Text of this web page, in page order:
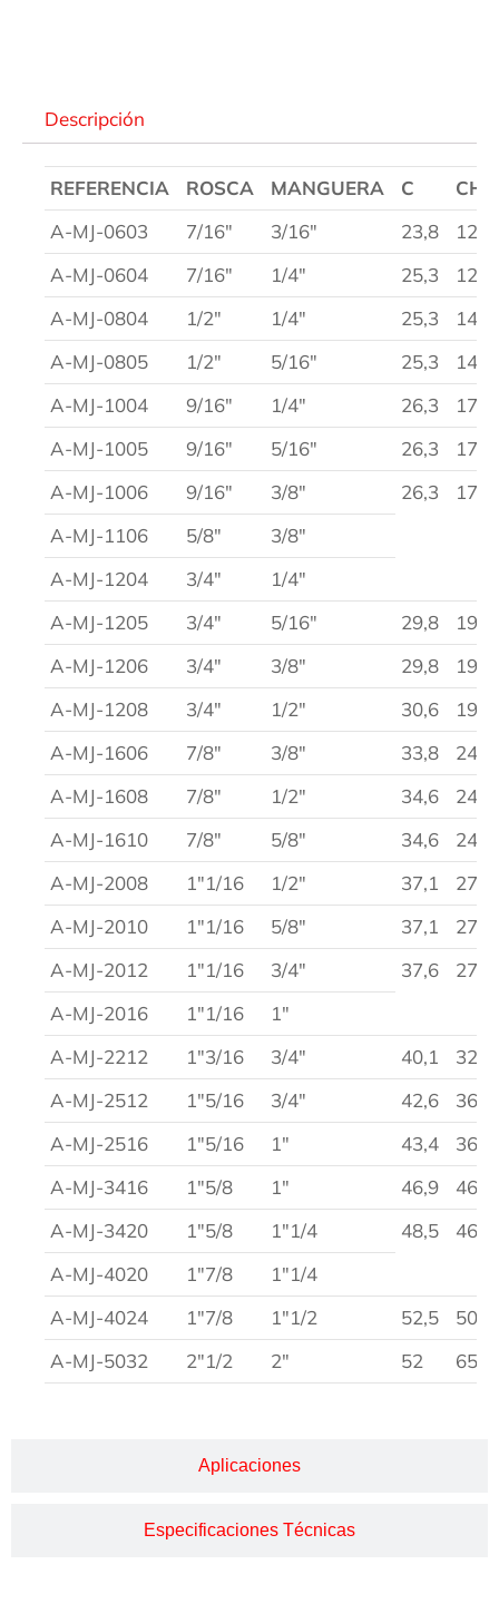
Aplicaciones
Especificaciones Técnicas
Descripción
REFERENCIA ROSCA MANGUERA C
CH1
A-MJ-0603
7/16″ 3/16″ 23,8
12
A-MJ-0604
7/16″ 1/4″ 25,3
12
A-MJ-0804
1/2″ 1/4″ 25,3
14
A-MJ-0805
1/2″ 5/16″ 25,3
14
A-MJ-1004
9/16″ 1/4″ 26,3
17
A-MJ-1005
9/16″ 5/16″ 26,3
17
A-MJ-1006
9/16″ 3/8″ 26,3
17
A-MJ-1106
5/8″
3/8″
A-MJ-1204
3/4″
1/4″
A-MJ-1205
3/4″ 5/16″ 29,8
19
A-MJ-1206
3/4″ 3/8″ 29,8
19
A-MJ-1208
3/4″ 1/2″ 30,6
19
A-MJ-1606
7/8″ 3/8″ 33,8
24
A-MJ-1608
7/8″ 1/2″ 34,6
24
A-MJ-1610
7/8″ 5/8″ 34,6
24
A-MJ-2008
1″1/16 1/2″ 37,1
27
A-MJ-2010
1″1/16 5/8″ 37,1
27
A-MJ-2012
1″1/16 3/4″ 37,6
27
A-MJ-2016
1″1/16
1″
A-MJ-2212
1″3/16 3/4″ 40,1
32
A-MJ-2512
1″5/16 3/4″ 42,6
36
A-MJ-2516
1″5/16 1″ 43,4
36
A-MJ-3416
1″5/8 1″ 46,9
46
A-MJ-3420
1″5/8 1″1/4 48,5
46
A-MJ-4020
1″7/8
1″1/4
A-MJ-4024
1″7/8 1″1/2 52,5
50
A-MJ-5032
2″1/2 2″ 52 65